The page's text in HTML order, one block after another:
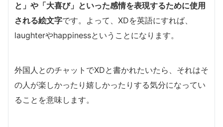
と」や「大喜び」といった感情を表現するために使用
される絵文字です。よって、XDを英語にすれば、
laughterやhappinessということになります。
外国人とのチャットでXDと書かれたいたら、それはそ
の人が楽しかったり嬉しかったりする気分になってい
ることを意味します。